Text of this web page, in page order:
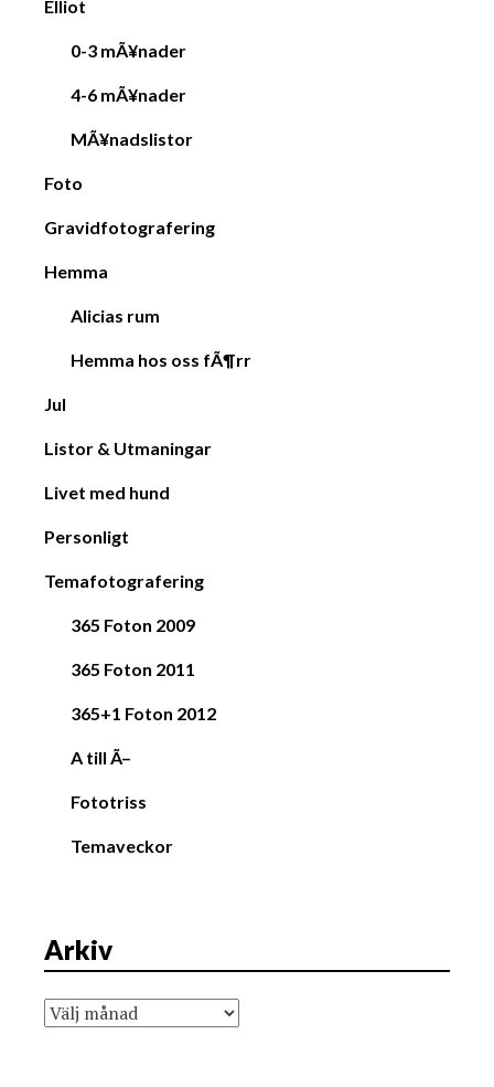
Elliot
0-3 mÃ¥nader
4-6 mÃ¥nader
MÃ¥nadslistor
Foto
Gravidfotografering
Hemma
Alicias rum
Hemma hos oss fÃ¶rr
Jul
Listor & Utmaningar
Livet med hund
Personligt
Temafotografering
365 Foton 2009
365 Foton 2011
365+1 Foton 2012
A till Ã–
Fototriss
Temaveckor
Arkiv
Arkiv